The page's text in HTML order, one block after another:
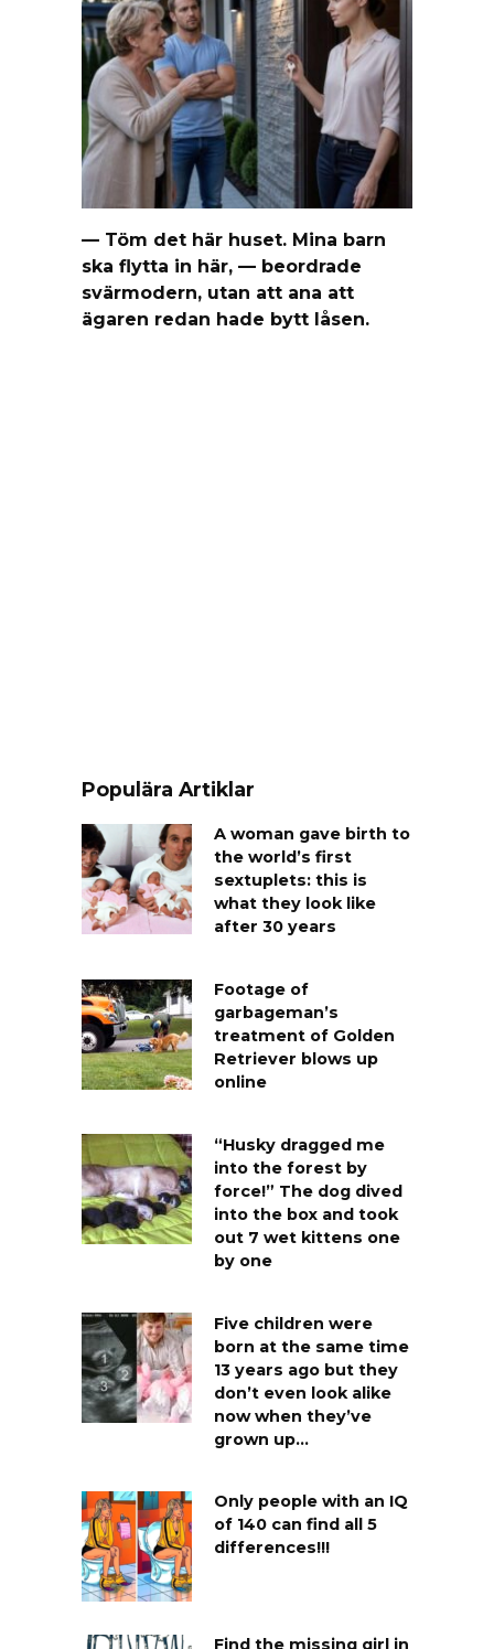
— Töm det här huset. Mina barn
ska flytta in här, — beordrade
svärmodern, utan att ana att
ägaren redan hade bytt låsen.
Populära Artiklar
A woman gave birth to
the world’s first
sextuplets: this is
what they look like
after 30 years
Footage of
garbageman’s
treatment of Golden
Retriever blows up
online
“Husky dragged me
into the forest by
force!” The dog dived
into the box and took
out 7 wet kittens one
by one
Five children were
born at the same time
13 years ago but they
don’t even look alike
now when they’ve
grown up…
Only people with an IQ
of 140 can find all 5
differences!!!